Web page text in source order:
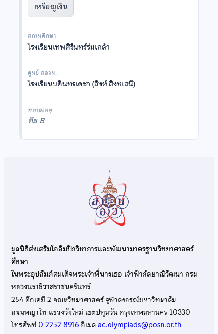
เหรียญเงิน
สถานศึกษา
โรงเรียนเทพศิรินทร์ร่มเกล้า
ศูนย์ สอวน.
โรงเรียนบดินทรเดชา (สิงห์ สิงหเสนี)
หมายเหตุ
ทีม B
มูลนิธิส่งเสริมโอลิมปิกวิชาการและพัฒนามาตรฐานวิทยาศาสตร์
ศึกษา
ในพระอุปถัมภ์สมเด็จพระเจ้าพี่นางเธอ เจ้าฟ้ากัลยาณิวัฒนา กรม
หลวงนราธิวาสราชนครินทร์
254 ตึกเคมี 2 คณะวิทยาศาสตร์ จุฬาลงกรณ์มหาวิทยาลัย
ถนนพญาไท แขวงวังใหม่ เขตปทุมวัน กรุงเทพมหานคร 10330
โทรศัพท์0 2252 8916อีเมลac.olympiads@posn.or.th